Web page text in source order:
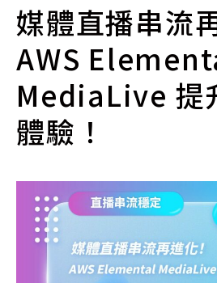
媒體直播串流
AWS
MediaLive 提
體驗！